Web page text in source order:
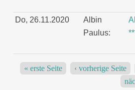
Do, 26.11.2020
Albin
Paulus:
Seiten
« erste Seite
‹ vorherige Seite